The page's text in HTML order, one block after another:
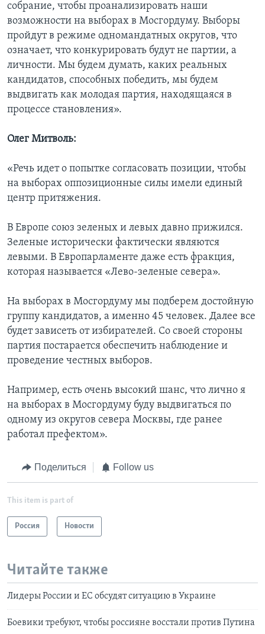
собрание, чтобы проанализировать наши
возможности на выборах в Мосгордуму. Выборы
пройдут в режиме одномандатных округов, что
означает, что конкурировать будут не партии, а
личности. Мы будем думать, каких реальных
кандидатов, способных победить, мы будем
выдвигать как молодая партия, находящаяся в
процессе становления».
Олег Митволь:
«Речь идет о попытке согласовать позиции, чтобы
на выборах оппозиционные силы имели единый
центр притяжения.
В Европе союз зеленых и левых давно прижился.
Зеленые исторически фактически являются
левыми. В Европарламенте даже есть фракция,
которая называется «Лево-зеленые севера».
На выборах в Мосгордуму мы подберем достойную
группу кандидатов, а именно 45 человек. Далее все
будет зависеть от избирателей. Со своей стороны
партия постарается обеспечить наблюдение и
проведение честных выборов.
Например, есть очень высокий шанс, что лично я
на выборах в Мосгордуму буду выдвигаться по
одному из округов севера Москвы, где ранее
работал префектом».
Поделиться Follow us
This item is part of
Россия Новости
Читайте также
Лидеры России и ЕС обсудят ситуацию в Украине
Боевики требуют, чтобы россияне восстали против Путина